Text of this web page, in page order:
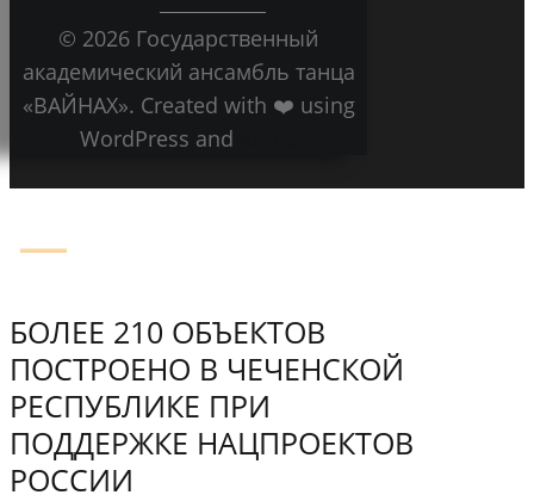
© 2026 Государственный
академический ансамбль танца
«ВАЙНАХ». Created with ❤️ using
WordPress and
БОЛЕЕ 210 ОБЪЕКТОВ
ПОСТРОЕНО В ЧЕЧЕНСКОЙ
РЕСПУБЛИКЕ ПРИ
ПОДДЕРЖКЕ НАЦПРОЕКТОВ
РОССИИ